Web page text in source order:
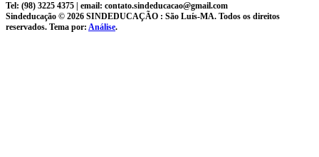
Tel: (98) 3225 4375 | email: contato.sindeducacao@gmail.com
Sindeducação © 2026 SINDEDUCAÇÃO : São Luís-MA. Todos os direitos
reservados. Tema por: Análise.